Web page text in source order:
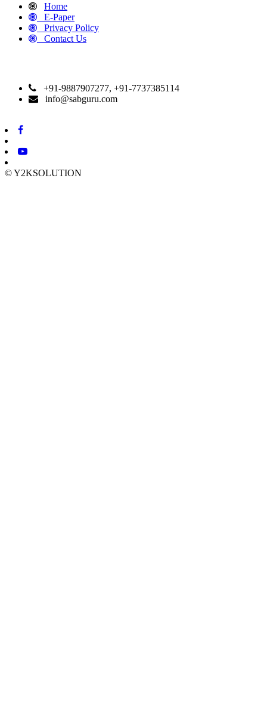
Home
E-Paper
Privacy Policy
Contact Us
+91-9887907277, +91-7737385114
info@sabguru.com
© Y2KSOLUTION